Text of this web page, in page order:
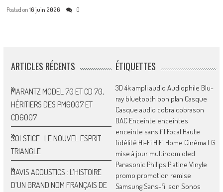
Posted on16 juin 2026 0
ARTICLES RÉCENTS
MARANTZ MODEL 70 ET CD 70,
HÉRITIERS DES PM6007 ET
CD6007
SOLSTICE : LE NOUVEL ESPRIT
TRIANGLE
DAVIS ACOUSTICS : L’HISTOIRE
D’UN GRAND NOM FRANÇAIS DE
ÉTIQUETTES
3D 4kampli audio Audiophile Blu-
ray bluetooth bon plan Casque
Casque audio cobra cobrason
DAC Enceinte enceintes
enceinte sans fil Focal Haute
fidélité Hi-Fi HiFi Home Cinéma LG
mise à jour multiroom oled
Panasonic Philips Platine Vinyle
promo promotion remise
SamsungSans-fil son Sonos